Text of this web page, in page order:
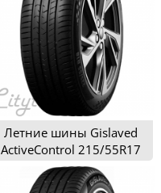
Летние шины Gislaved
ActiveControl 215/55R17